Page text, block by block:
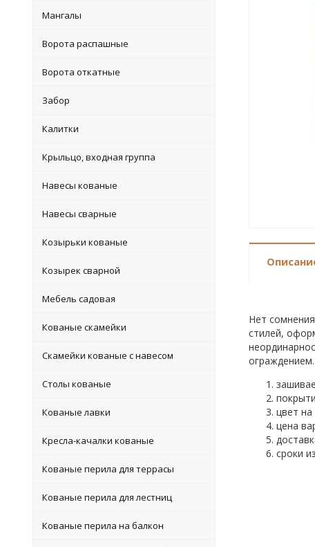
Мангалы
Ворота распашные
Ворота откатные
Забор
Калитки
Крыльцо, входная группа
Навесы кованые
Навесы сварные
Козырьки кованые
Козырек сварной
Мебель садовая
Кованые скамейки
Скамейки кованые с навесом
Столы кованые
Кованые лавки
Кресла-качалки кованые
Кованые перила для террасы
Кованые перила для лестниц
Кованые перила на балкон
Нет
стилей,
цвет
цена
сроки